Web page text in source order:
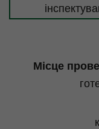
Місце